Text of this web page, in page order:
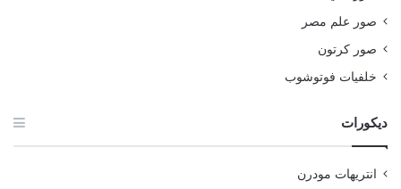
صور علم مصر
صور كرتون
خلفيات فوتوشوب
ديكورات
انتريهات مودرن